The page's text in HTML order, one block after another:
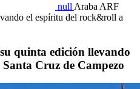
null Araba ARF
el espíritu del rock&roll a
quinta edición llevando
Cruz de Campezo